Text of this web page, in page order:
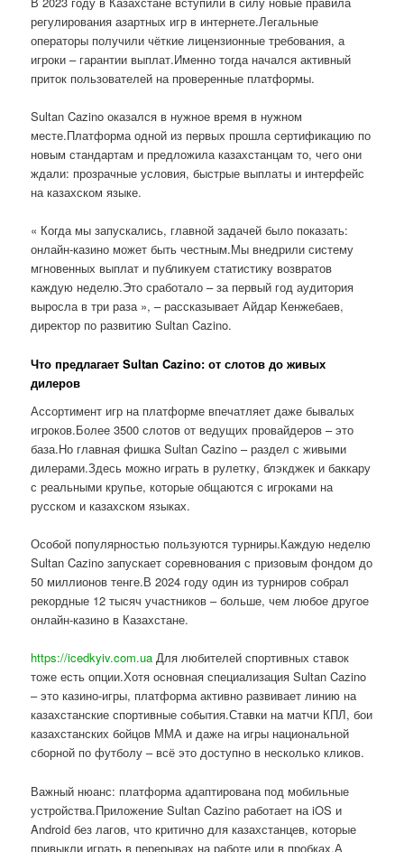
регулирования азартных игр в интернете.Легальные
операторы получили чёткие лицензионные требования, а
игроки – гарантии выплат.Именно тогда начался активный
приток пользователей на проверенные платформы.
Sultan Cazino оказался в нужное время в нужном
месте.Платформа одной из первых прошла сертификацию по
новым стандартам и предложила казахстанцам то, чего они
ждали: прозрачные условия, быстрые выплаты и интерфейс
на казахском языке.
« Когда мы запускались, главной задачей было показать:
онлайн-казино может быть честным.Мы внедрили систему
мгновенных выплат и публикуем статистику возвратов
каждую неделю.Это сработало – за первый год аудитория
выросла в три раза », – рассказывает Айдар Кенжебаев,
директор по развитию Sultan Cazino.
Что предлагает Sultan Cazino: от слотов до живых
дилеров
Ассортимент игр на платформе впечатляет даже бывалых
игроков.Более 3500 слотов от ведущих провайдеров – это
база.Но главная фишка Sultan Cazino – раздел с живыми
дилерами.Здесь можно играть в рулетку, блэкджек и баккару
с реальными крупье, которые общаются с игроками на
русском и казахском языках.
Особой популярностью пользуются турниры.Каждую неделю
Sultan Cazino запускает соревнования с призовым фондом до
50 миллионов тенге.В 2024 году один из турниров собрал
рекордные 12 тысяч участников – больше, чем любое другое
онлайн-казино в Казахстане.
https://icedkyiv.com.ua Для любителей спортивных ставок
тоже есть опции.Хотя основная специализация Sultan Cazino
– это казино-игры, платформа активно развивает линию на
казахстанские спортивные события.Ставки на матчи КПЛ, бои
казахстанских бойцов ММА и даже на игры национальной
сборной по футболу – всё это доступно в несколько кликов.
Важный нюанс: платформа адаптирована под мобильные
устройства.Приложение Sultan Cazino работает на iOS и
Android без лагов, что критично для казахстанцев, которые
привыкли играть в перерывах на работе или в пробках.А